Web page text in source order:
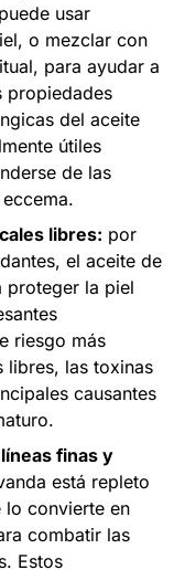
usar
o mezclar con
para ayudar a
propiedades
del aceite
útiles
de las
libres: por
el aceite de
proteger la piel
riesgo más
libres, las toxinas
causantes
finas y
está repleto
lo convierte en
combatir las
Estos